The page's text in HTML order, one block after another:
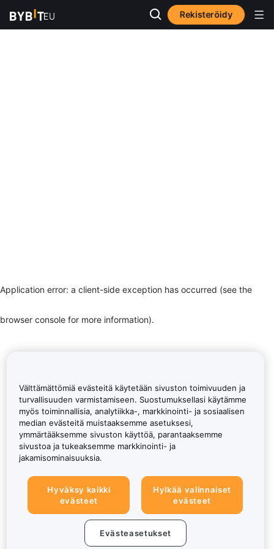
Rekisteröidy
Application error: a client-side exception has occurred (see the
browser console for more information).
Välttämättömiä evästeitä käytetään sivuston toimivuuden ja
turvallisuuden varmistamiseen. Suostumuksellasi käytämme
myös toiminnallisia, analytiikka-, markkinointi- ja sosiaalisen
median evästeitä muistaaksemme asetuksesi,
ymmärtääksemme sivuston käyttöä, parantaaksemme
sivustoa ja tukeaksemme markkinointi- ja
jakamisominaisuuksia.
Hyväksy kaikki
evästeet
Hylkää valinnaiset
evästeet
Evästeasetukset